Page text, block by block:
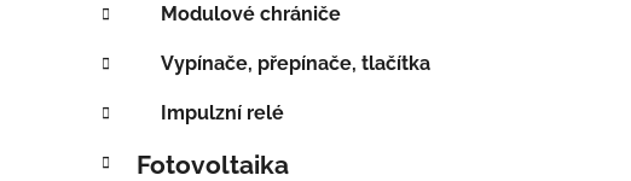
Modulové chrániče
Vypínače, přepínače, tlačítka
Impulzní relé
Fotovoltaika